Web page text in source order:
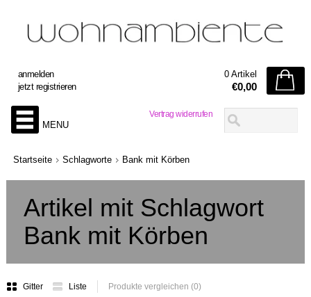
Vertrag widerrufen
anmelden
jetzt registrieren
0 Artikel
€0,00
MENU
Startseite Schlagworte Bank mit Körben
Artikel mit Schlagwort
Bank mit Körben
Gitter Liste Produkte vergleichen (0)